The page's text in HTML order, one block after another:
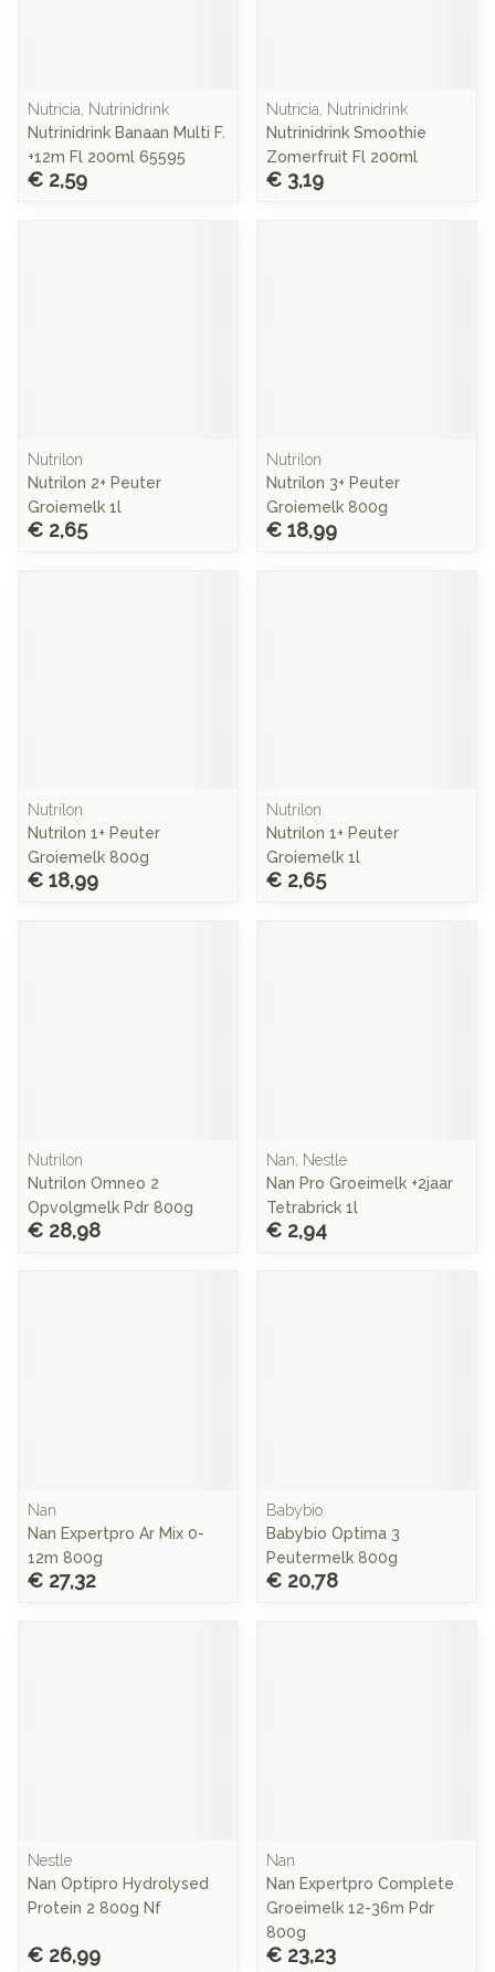
Nutricia, Nutrinidrink
Nutrinidrink Banaan Multi F.
+12m Fl 200ml 65595
€ 2,59
Nutricia, Nutrinidrink
Nutrinidrink Smoothie
Zomerfruit Fl 200ml
€ 3,19
Nutrilon
Nutrilon 2+ Peuter
Groiemelk 1l
€ 2,65
Nutrilon
Nutrilon 3+ Peuter
Groiemelk 800g
€ 18,99
Nutrilon
Nutrilon 1+ Peuter
Groiemelk 800g
€ 18,99
Nutrilon
Nutrilon 1+ Peuter
Groiemelk 1l
€ 2,65
Nutrilon
Nutrilon Omneo 2
Opvolgmelk Pdr 800g
€ 28,98
Nan, Nestle
Nan Pro Groeimelk +2jaar
Tetrabrick 1l
€ 2,94
Nan
Nan Expertpro Ar Mix 0-
12m 800g
€ 27,32
Babybio
Babybio Optima 3
Peutermelk 800g
€ 20,78
Nestle
Nan Optipro Hydrolysed
Protein 2 800g Nf
€ 26,99
Nan
Nan Expertpro Complete
Groeimelk 12-36m Pdr
800g
€ 23,23